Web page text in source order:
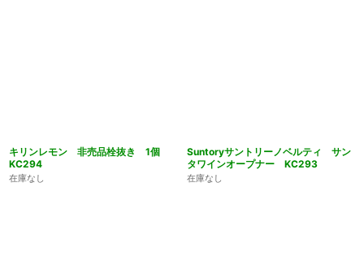
キリンレモン 非売品栓抜き 1個
KC294
在庫なし
Suntoryサントリーノベルティ サン
タワインオープナー KC293
在庫なし